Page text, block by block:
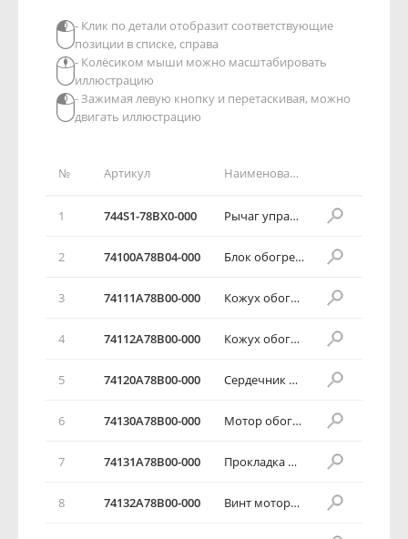
№ Артикул Наименование детали
1 744S1-78ВХ0-000 Рычаг управления обогревателя
2 74100А78В04-000 Блок обогревателя
3 74111А78В00-000 Кожух обогревателя
4 74112А78В00-000 Кожух обогревателя
5 74120А78В00-000 Сердечник обогревателя в сборе
6 74130А78В00-000 Мотор обогревателя в сборе
7 74131А78В00-000 Прокладка мотора обогревателя
8 74132А78В00-000 Винт мотора обогревателя
- Клик по детали отобразит соответствующие
позиции в списке, справа
- Колёсиком мыши можно масштабировать
иллюстрацию
- Зажимая левую кнопку и перетаскивая, можно
двигать иллюстрацию